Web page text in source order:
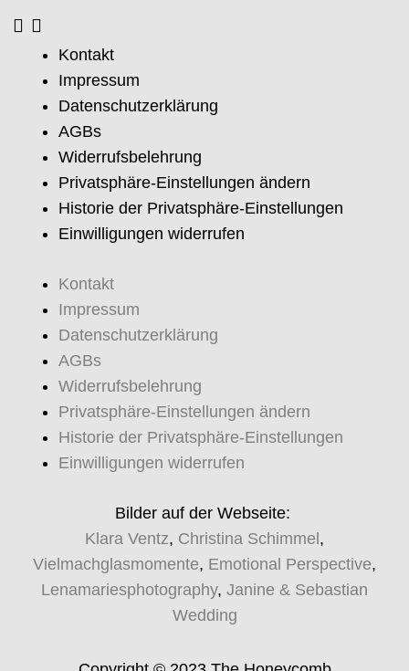
Kontakt
Impressum
Datenschutzerklärung
AGBs
Widerrufsbelehrung
Privatsphäre-Einstellungen ändern
Historie der Privatsphäre-Einstellungen
Einwilligungen widerrufen
Kontakt
Impressum
Datenschutzerklärung
AGBs
Widerrufsbelehrung
Privatsphäre-Einstellungen ändern
Historie der Privatsphäre-Einstellungen
Einwilligungen widerrufen
Bilder auf der Webseite:
Klara Ventz, Christina Schimmel,
Vielmachglasmomente, Emotional Perspective,
Lenamariesphotography, Janine & Sebastian
Wedding